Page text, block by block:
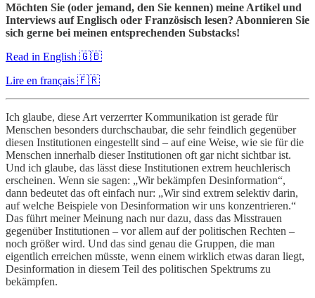
Möchten Sie (oder jemand, den Sie kennen) meine Artikel und
Interviews auf Englisch oder Französisch lesen? Abonnieren Sie
sich gerne bei meinen entsprechenden Substacks!
Read in English 🇬🇧
Lire en français 🇫🇷
Ich glaube, diese Art verzerrter Kommunikation ist gerade für
Menschen besonders durchschaubar, die sehr feindlich gegenüber
diesen Institutionen eingestellt sind – auf eine Weise, wie sie für die
Menschen innerhalb dieser Institutionen oft gar nicht sichtbar ist.
Und ich glaube, das lässt diese Institutionen extrem heuchlerisch
erscheinen. Wenn sie sagen: „Wir bekämpfen Desinformation“,
dann bedeutet das oft einfach nur: „Wir sind extrem selektiv darin,
auf welche Beispiele von Desinformation wir uns konzentrieren.“
Das führt meiner Meinung nach nur dazu, dass das Misstrauen
gegenüber Institutionen – vor allem auf der politischen Rechten –
noch größer wird. Und das sind genau die Gruppen, die man
eigentlich erreichen müsste, wenn einem wirklich etwas daran liegt,
Desinformation in diesem Teil des politischen Spektrums zu
bekämpfen.